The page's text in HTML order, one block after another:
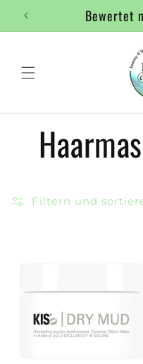
zum
Bewertet
Filtern und